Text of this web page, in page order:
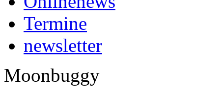
Termine
newsletter
Moonbuggy